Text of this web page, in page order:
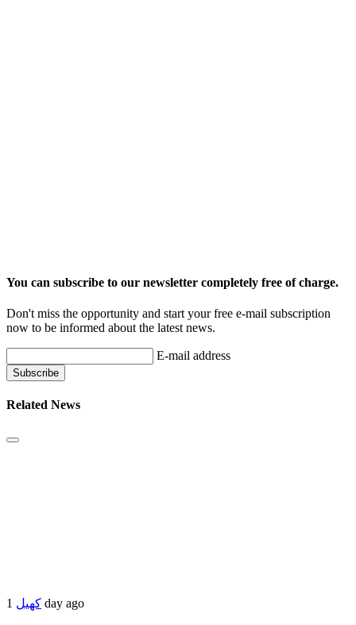
You can subscribe to our newsletter completely free of charge.
Don't miss the opportunity and start your free e-mail subscription
now to be informed about the latest news.
E-mail address
Related News
کھیل 1 day ago